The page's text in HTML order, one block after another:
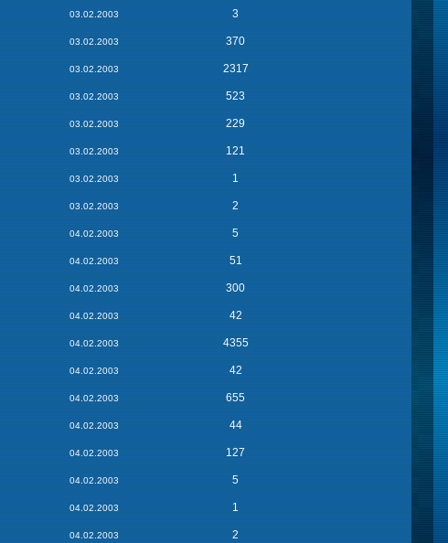
03.02.2003 3
03.02.2003 370
03.02.2003 2317
03.02.2003 523
03.02.2003 229
03.02.2003 121
03.02.2003 1
03.02.2003 2
04.02.2003 5
04.02.2003 51
04.02.2003 300
04.02.2003 42
04.02.2003 4355
04.02.2003 42
04.02.2003 655
04.02.2003 44
04.02.2003 127
04.02.2003 5
04.02.2003 1
04.02.2003 2